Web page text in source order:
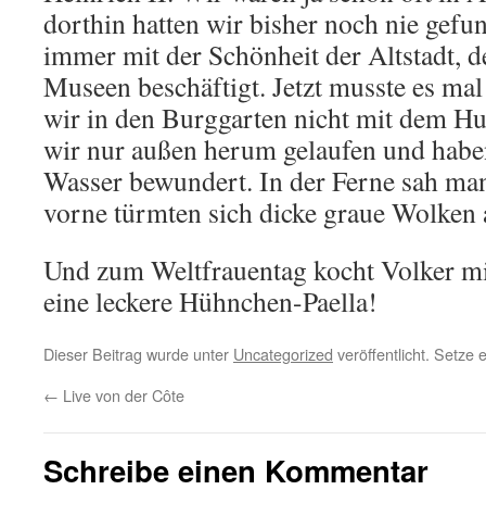
dorthin hatten wir bisher noch nie
immer mit der Schönheit der Altstadt,
Museen beschäftigt. Jetzt musste es
wir in den Burggarten nicht mit dem
wir nur außen herum gelaufen und
Wasser bewundert. In der Ferne sah
vorne türmten sich dicke graue Wolken
Und zum Weltfrauentag kocht Volker
eine leckere Hühnchen-Paella!
Dieser Beitrag wurde unter Uncategorized veröffentlicht. Setze
← Live von der Côte
Schreibe einen Kommentar